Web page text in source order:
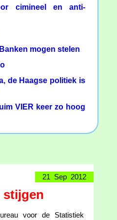
cimineel en anti-
Banken mogen stelen
de Haagse politiek is
VIER keer zo hoog
21 Sep 2012
stijgen
voor de Statistiek